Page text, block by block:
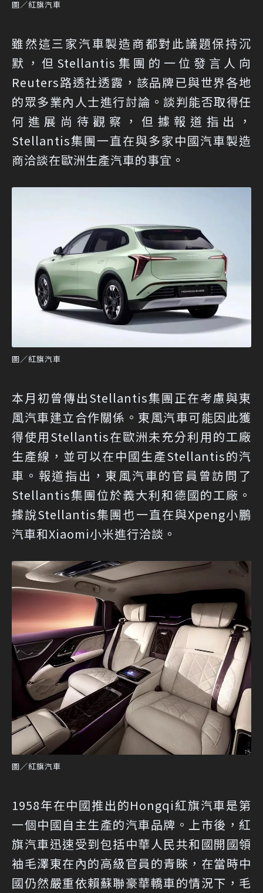
圖／紅旗汽車
雖然這三家汽車製造商都對此議題保持沉
默，但Stellantis集團的一位發言人向
Reuters路透社透露，該品牌已與世界各地
的眾多業內人士進行討論。談判能否取得任
何進展尚待觀察，但據報道指出，
Stellantis集團一直在與多家中國汽車製造
商洽談在歐洲生產汽車的事宜。
圖／紅旗汽車
本月初曾傳出Stellantis集團正在考慮與東
風汽車建立合作關係。東風汽車可能因此獲
得使用Stellantis在歐洲未充分利用的工廠
生產線，並可以在中國生產Stellantis的汽
車。報道指出，東風汽車的官員曾訪問了
Stellantis集團位於義大利和德國的工廠。
據說Stellantis集團也一直在與Xpeng小鵬
汽車和Xiaomi小米進行洽談。
圖／紅旗汽車
1958年在中國推出的Hongqi紅旗汽車是第
一個中國自主生產的汽車品牌。上市後，紅
旗汽車迅速受到包括中華人民共和國開國領
袖毛澤東在內的高級官員的青睞，在當時中
國仍然嚴重依賴蘇聯豪華轎車的情況下，毛